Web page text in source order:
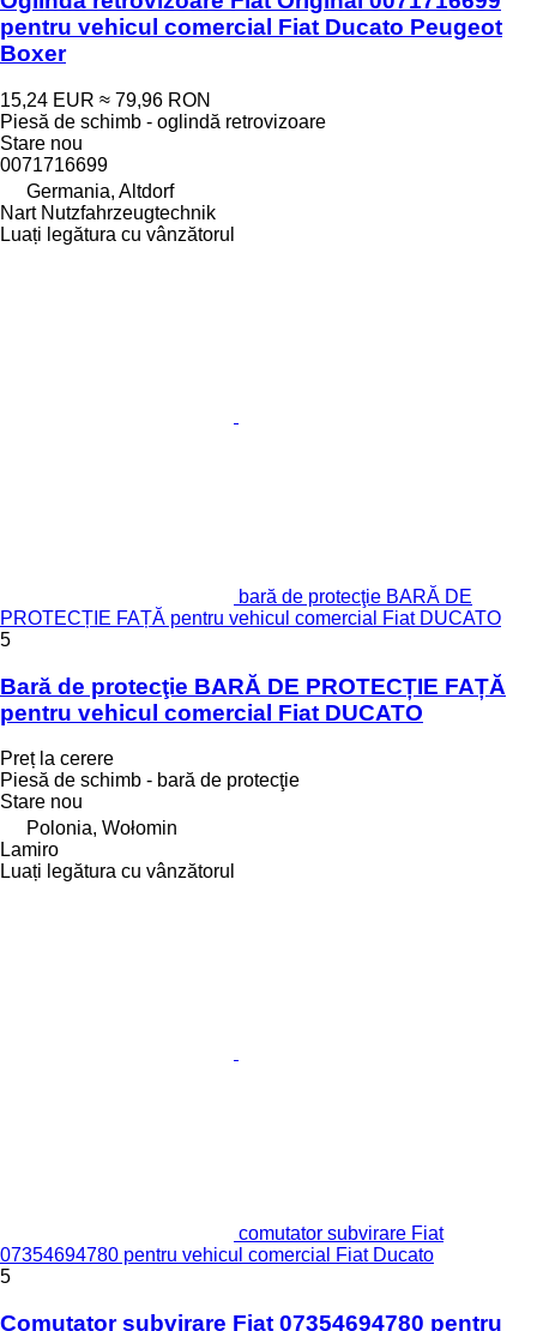
pentru vehicul comercial Fiat Ducato Peugeot
Boxer
15,24 EUR ≈ 79,96 RON
Piesă de schimb - oglindă retrovizoare
Stare nou
0071716699
Germania, Altdorf
Nart Nutzfahrzeugtechnik
Luați legătura cu vânzătorul
bară de protecţie BARĂ DE
PROTECȚIE FAȚĂ pentru vehicul comercial Fiat DUCATO
5
Bară de protecţie BARĂ DE PROTECȚIE FAȚĂ
pentru vehicul comercial Fiat DUCATO
Preț la cerere
Piesă de schimb - bară de protecţie
Stare nou
Polonia, Wołomin
Lamiro
Luați legătura cu vânzătorul
comutator subvirare Fiat
07354694780 pentru vehicul comercial Fiat Ducato
5
Comutator subvirare Fiat 07354694780 pentru